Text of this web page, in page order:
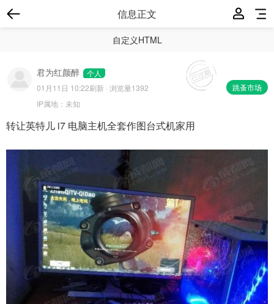
信息正文
自定义HTML
君为红颜醉
个人
跳蚤市场
01月11日 10:22刷新 · 浏览量1392
IP属地： 未知
转让英特儿 i7 电脑主机全套作图台式机家用